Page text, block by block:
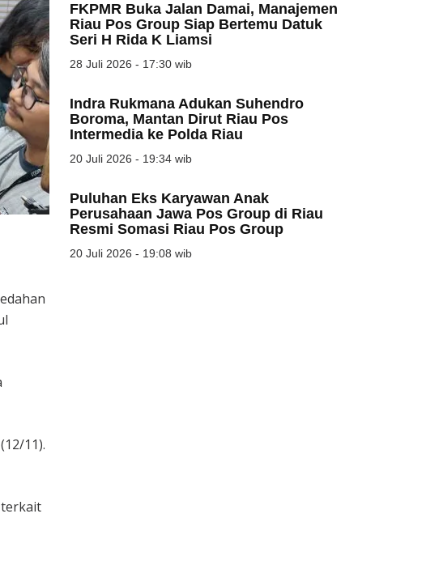
11).
terkait
FKPMR Buka Jalan Damai, Manajemen
Riau Pos Group Siap Bertemu Datuk
Seri H Rida K Liamsi
28 Juli 2026 - 17:30 wib
Indra Rukmana Adukan Suhendro
Boroma, Mantan Dirut Riau Pos
Intermedia ke Polda Riau
20 Juli 2026 - 19:34 wib
Puluhan Eks Karyawan Anak
Perusahaan Jawa Pos Group di Riau
Resmi Somasi Riau Pos Group
20 Juli 2026 - 19:08 wib